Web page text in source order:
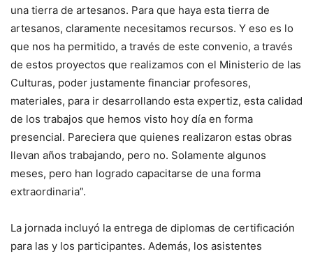
una tierra de artesanos. Para que haya esta tierra de
artesanos, claramente necesitamos recursos. Y eso es lo
que nos ha permitido, a través de este convenio, a través
de estos proyectos que realizamos con el Ministerio de las
Culturas, poder justamente financiar profesores,
materiales, para ir desarrollando esta expertiz, esta calidad
de los trabajos que hemos visto hoy día en forma
presencial. Pareciera que quienes realizaron estas obras
llevan años trabajando, pero no. Solamente algunos
meses, pero han logrado capacitarse de una forma
extraordinaria”.
La jornada incluyó la entrega de diplomas de certificación
para las y los participantes. Además, los asistentes